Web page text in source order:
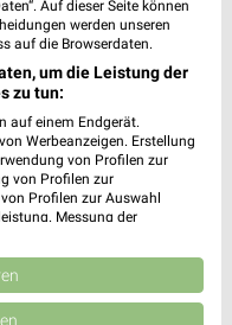
Auf dieser Seite können
werden unseren
auf die Browserdaten.
um die Leistung der
zu tun:
auf einem Endgerät.
Werbeanzeigen. Erstellung
von Profilen zur
von Profilen zur
Profilen zur Auswahl
Messung der
Quellen. Entwicklung und
Daten zur Auswahl
weitergegeben und in die